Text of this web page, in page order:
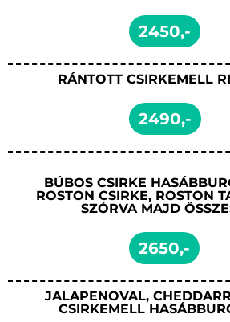
2450,-
RÁNTOTT CSIRKEMELL
2490,-
BÚBOS CSIRKE
ROSTON CSIRKE, ROSTON
SZÓRVA MAJD
2650,-
JALAPENOVAL,
CSIRKEMELL